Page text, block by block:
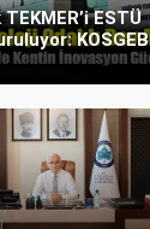
ESTÜ
KOSGEB